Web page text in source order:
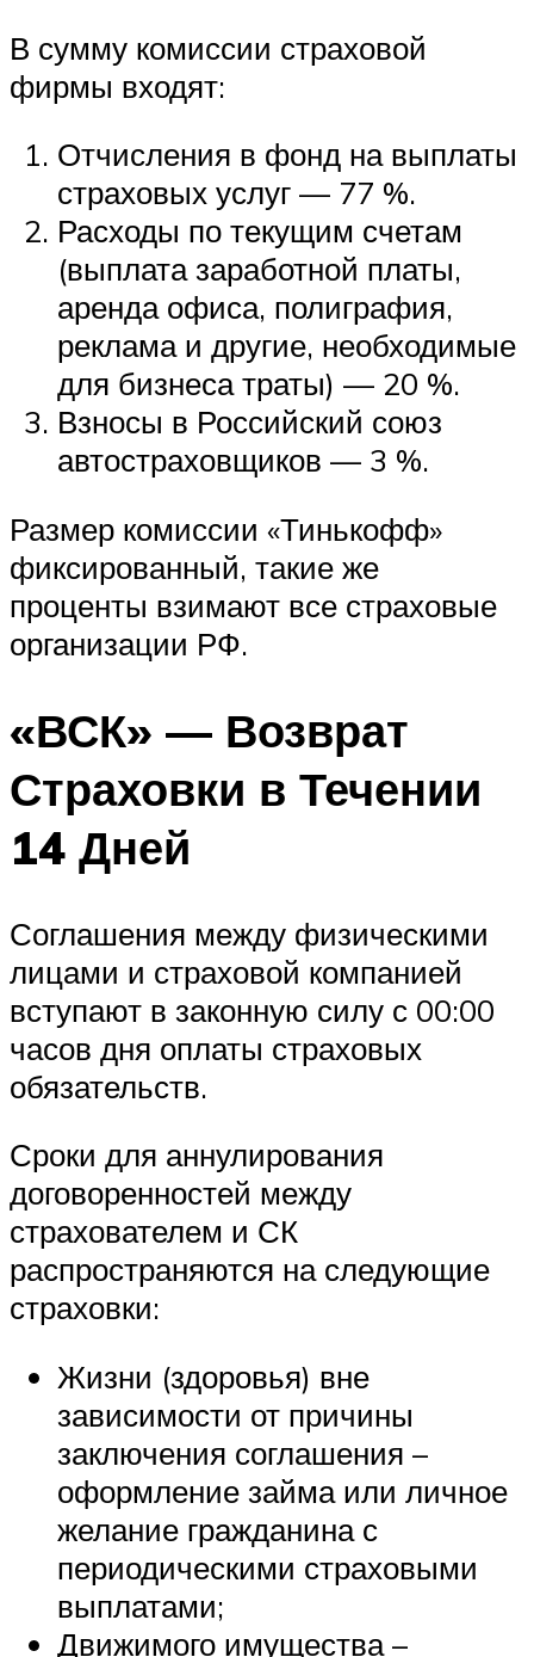
В сумму комиссии страховой
фирмы входят:
Отчисления в фонд на выплаты
страховых услуг — 77 %.
Расходы по текущим счетам
(выплата заработной платы,
аренда офиса, полиграфия,
реклама и другие, необходимые
для бизнеса траты) — 20 %.
Взносы в Российский союз
автостраховщиков — 3 %.
Размер комиссии «Тинькофф»
фиксированный, такие же
проценты взимают все страховые
организации РФ.
«ВСК» — Возврат
Страховки в Течении
14 Дней
Соглашения между физическими
лицами и страховой компанией
вступают в законную силу с 00:00
часов дня оплаты страховых
обязательств.
Сроки для аннулирования
договоренностей между
страхователем и СК
распространяются на следующие
страховки:
Жизни (здоровья) вне
зависимости от причины
заключения соглашения –
оформление займа или личное
желание гражданина с
периодическими страховыми
выплатами;
Движимого имущества –